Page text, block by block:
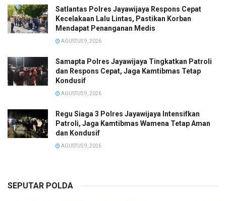
Satlantas Polres Jayawijaya Respons Cepat
Kecelakaan Lalu Lintas, Pastikan Korban
Mendapat Penanganan Medis
AGUSTUS 9, 2026
Samapta Polres Jayawijaya Tingkatkan Patroli
dan Respons Cepat, Jaga Kamtibmas Tetap
Kondusif
AGUSTUS 9, 2026
Regu Siaga 3 Polres Jayawijaya Intensifkan
Patroli, Jaga Kamtibmas Wamena Tetap Aman
dan Kondusif
AGUSTUS 9, 2026
SEPUTAR POLDA